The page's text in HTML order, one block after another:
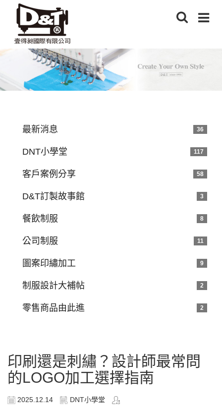
最新消息 36
DNT小學堂 117
客戶案例分享 58
D&T訂製故事館 3
餐飲制服 8
公司制服 11
圖案印繡加工 9
制服設計大補帖 2
零售商品由此進 2
印刷還是刺繡？設計師最常問
的LOGO加工選擇指南
2025.12.14 DNT小學堂